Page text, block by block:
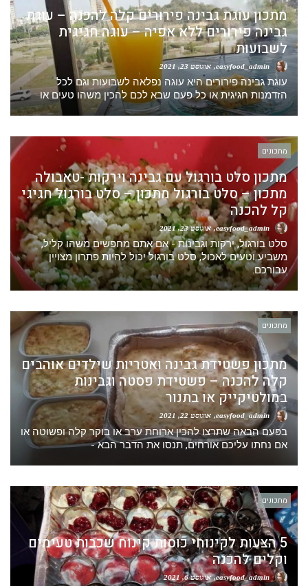
מתכון עוגת גבינה פירורים קלה להכנה – עוגת
גבינה פירורים ללא אפיה – עוגה חגיגית
לשבועות
אוגוסט 23, 2021
עוגת גבינה פירורים היא עוגה נפלאה לשבועות וגם לכל
הזדמנות חגיגית או כל פעם שבא לכם להכין משהו טעים או
מתכונים
מתכון סלט בורגול עם גבינה וירקות -טאבולה
מתכון – סלט בורגול מתכון – סלט בורגול חגיגי
קל להכנה
אוגוסט 23, 2021
סלט בורגול, ירקות וגבינות - אם אתם מחפשים משהו קליל,
משביע וטעים לאכול, סלט בורגול יכול להיות פתרון מצויין
עבורכם.
מתכונים
מתכון פשטידת גבינה ואטריות שילדים אוהבים
קלה להכנה – פשטידת פסטה וגבינות
במולטיקייק או בתנור
אוגוסט 22, 2021
בפעם הבאה שתרצו להכין ארוחת ערב או בוקר קלה ופשוטה או
אם נחתו עליכם אורחים, תנסו את הדבר הבא -
מתכונים
5 הצעות לקינוחי כוסות קינוח שכבות טעימים
וקלים להכנה
easyfood_admin אוגוסט 6, 2021